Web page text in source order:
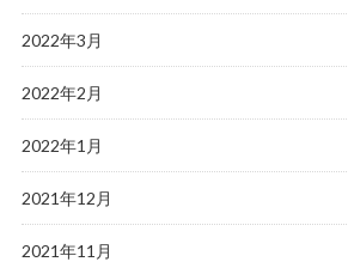
2022年3月
2022年2月
2022年1月
2021年12月
2021年11月